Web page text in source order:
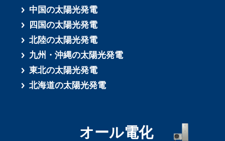
中国の太陽光発電
四国の太陽光発電
北陸の太陽光発電
九州・沖縄の太陽光発電
東北の太陽光発電
北海道の太陽光発電
オール電化